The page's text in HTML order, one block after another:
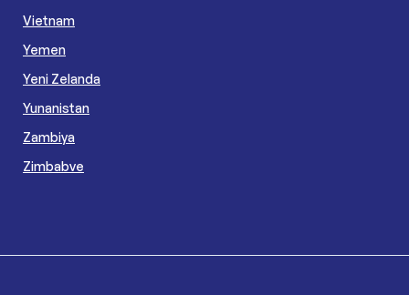
Vietnam
Yemen
Yeni Zelanda
Yunanistan
Zambiya
Zimbabve